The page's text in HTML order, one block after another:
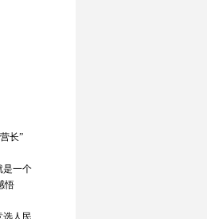
长”
是一个
悟
选人民